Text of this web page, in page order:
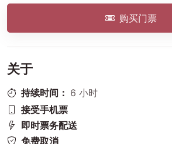
购买门票
关于
持续时间： 6 小时
接受手机票
即时票务配送
免费取消